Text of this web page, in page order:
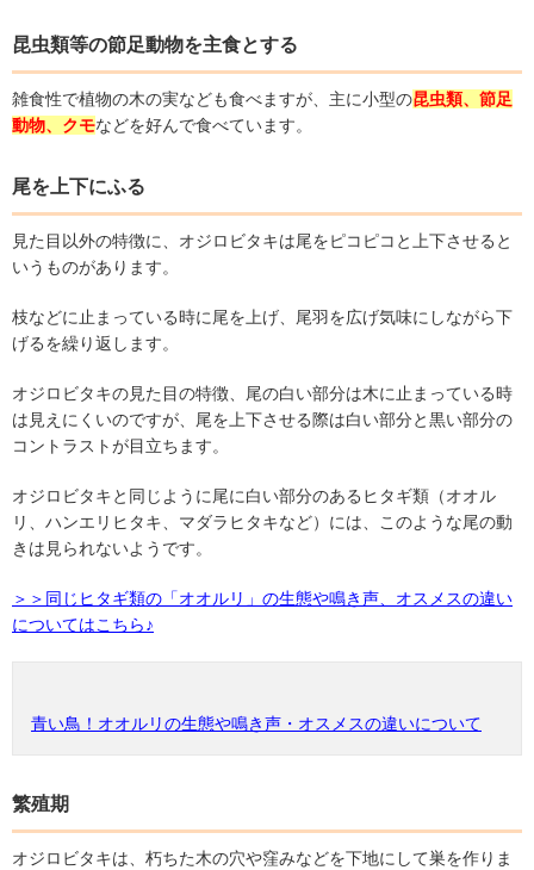
昆虫類等の節足動物を主食とする
雑食性で植物の木の実なども食べますが、主に小型の昆虫類、節足
動物、クモなどを好んで食べています。
尾を上下にふる
見た目以外の特徴に、オジロビタキは尾をピコピコと上下させると
いうものがあります。
枝などに止まっている時に尾を上げ、尾羽を広げ気味にしながら下
げるを繰り返します。
オジロビタキの見た目の特徴、尾の白い部分は木に止まっている時
は見えにくいのですが、尾を上下させる際は白い部分と黒い部分の
コントラストが目立ちます。
オジロビタキと同じように尾に白い部分のあるヒタギ類（オオル
リ、ハンエリヒタキ、マダラヒタキなど）には、このような尾の動
きは見られないようです。
＞＞同じヒタギ類の「オオルリ」の生態や鳴き声、オスメスの違い
についてはこちら♪
青い鳥！オオルリの生態や鳴き声・オスメスの違いについて
繁殖期
オジロビタキは、朽ちた木の穴や窪みなどを下地にして巣を作りま